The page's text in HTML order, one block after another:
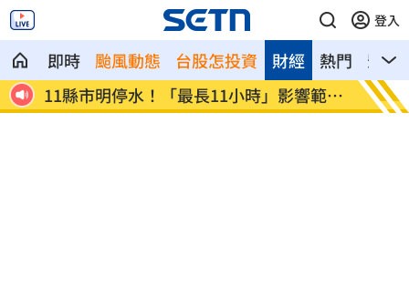
登入
即時 颱風動態 台股怎投資 熱門 影音
財經
打
11縣市明停水！「最長11小時」影響範圍
曝
新／
溝